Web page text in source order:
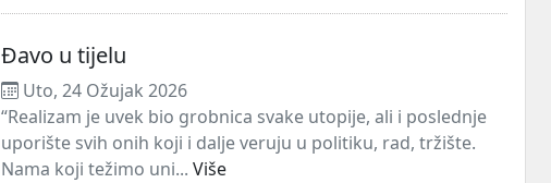
Đavo u tijelu
Uto, 24 Ožujak 2026
“Realizam je uvek bio grobnica svake utopije, ali i poslednje
uporište svih onih koji i dalje veruju u politiku, rad, tržište.
Nama koji težimo uni... Više